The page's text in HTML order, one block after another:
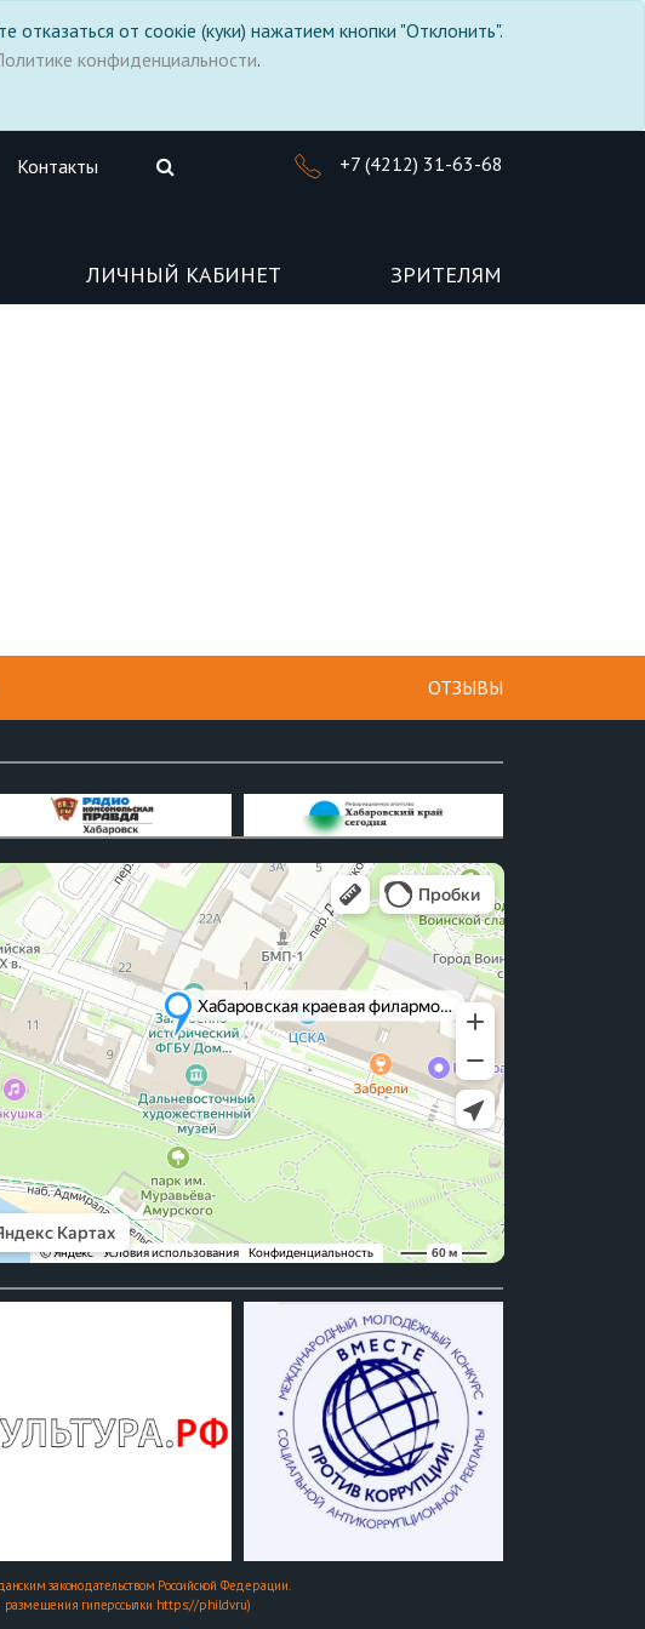
от соокіе (куки) нажатием кнопки "Отклонить".
конфиденциальности.
Контакты +7 (4212) 31-63-68
ЛИЧНЫЙ КАБИНЕТ ЗРИТЕЛЯМ
ОТЗЫВЫ
законодательством Российской Федерации.
размещения гиперссылки https://phildv.ru)